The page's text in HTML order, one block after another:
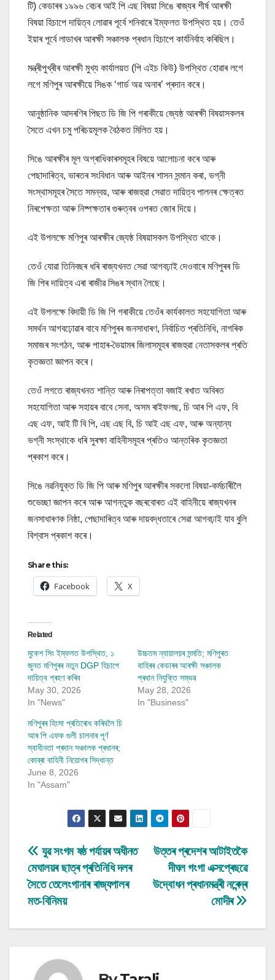
টি) কেডাৰৰ ১৯৯৬ বেচৰ আই পি এছ বিষয়া সিঙে ৰাজ্যৰ শীৰ্ষ আৰক্ষী
বিষয়া হিচাপে দায়িত্ব লোৱাৰ পূৰ্বে শনিবাৰে ইম্ফলত উপস্থিত হয়। তেওঁ
ইয়াৰ পূৰ্বে লাডাখৰ আৰক্ষী সঞ্চালক প্ৰধান হিচাপে কাৰ্যনিৰ্বাহ কৰিছিল।
মন্ত্ৰীপুখ্ৰীৰ আৰক্ষী মুখ্য কাৰ্যালয়ত (পি এইচ কিউ) উপস্থিত হোৱাৰ লগে
লগে মণিপুৰ আৰক্ষীয়ে সিঙক ‘গাৰ্ড অৱ অনাৰ’ প্ৰদান কৰে।
আনুষ্ঠানিক আদৰণিৰ পিছত ডি জি পি গৰাকীয়ে জ্যেষ্ঠ আৰক্ষী বিষয়াসকলৰ
সৈতে এখন চমু পৰিচয়মূলক বৈঠকত মিলিত হয়।
সিঙে আৰক্ষীৰ মূল অগ্ৰাধিকাৰসমূহৰ বিষয়ে আলোচনা কৰে আৰু
পেছাদাৰিত্ব, ভাৰতৰ সংবিধান আৰু আইনৰ শাসন সন্মান কৰা, ভগ্নী
সংস্থাসমূহৰ সৈতে সমন্বয়, আৰু ৰাজহুৱা সেৱাত দায়িত্ব পালনৰ ক্ষেত্ৰত
নিৰপেক্ষতা আৰু নিষ্পক্ষতাৰ গুৰুত্বৰ ওপৰত জোৰ দিয়ে।
এই উপলক্ষে মণিপুৰ আৰক্ষীৰ জ্যেষ্ঠ বিষয়াসকল উপস্থিত থাকে।
তেওঁ যোৱা তিনিবছৰ ধৰি ৰাজ্যখনত সেৱা আগবঢ়াই দেওবাৰে মণিপুৰৰ ডি
জি পিৰ দায়িত্ব এৰা ৰাজীৱ সিঙৰ স্থান লৈছে।
এই উপলক্ষে বিদায়ী ডি জি পি গৰাকীয়ে তেওঁৰ কাৰ্যকালত সহযোগিতা আৰু
সমৰ্থন আগবঢ়োৱাৰ বাবে মণিপুৰৰ জনসাধাৰণ, নিৰ্বাচিত প্ৰতিনিধি, নাগৰিক
সমাজৰ সংগঠন, আৰু পাহাৰ-ভৈয়ামৰ জিলাসমূহৰ ৰাজহুৱা নেতাসকলৰ প্ৰতি
কৃতজ্ঞতা জ্ঞাপন কৰে।
তেওঁ লগতে ৰাজ্যখনত শান্তি আৰু নিৰাপত্তা বজাই ৰখাত অবিৰত
সহযোগিতা আৰু সহায়ৰ বাবে সেনা, অসম ৰাইফলছ, চি আৰ পি এফ, বি
এছ এফ, আই টি বি পি, এছ এছ বি, চি আই এছ এফ, আৰু অন্যান্য
ভগ্নী সংস্থাকে ধৰি সুৰক্ষা বাহিনীসমূহৰ প্ৰতিও আন্তৰিক কৃতজ্ঞতা
প্ৰকাশ কৰে।
সিঙে নৱনিযুক্ত ডি জি পি আৰু মণিপুৰ আৰক্ষীৰ সকলো বিষয়া-কৰ্মচাৰীলৈ
শুভেচ্ছা জ্ঞাপন কৰে আৰু আগন্তুক বছৰবোৰত এই বাহিনীয়ে ৰাজ্যখনৰ
জনসাধাৰণক নিষ্ঠা, পেছাদাৰিত্ব আৰু দায়বদ্ধতাৰে সেৱা আগবঢ়াই যাব বুলি
বিশ্বাস প্ৰকাশ কৰে।
Share this:
Facebook X
Related
মুকেশ সিং ইম্ফলত উপস্থিত, ১
জুনত মণিপুৰৰ নতুন DGP হিচাপে
দায়িত্ব গ্ৰহণ কৰিব
May 30, 2026
In "News"
উচ্চতম ন্যায়ালয়ৰ সন্মতি; মণিপুৰত
বাহিৰৰ কেডাৰৰ আৰক্ষী সঞ্চালক
প্ৰধান নিযুক্তি সম্ভৱ
May 28, 2026
In "Business"
মণিপুৰৰ হিংসা প্ৰতিৰোধ কৰিবলৈ চি
আৰ পি এফক গুলী চালনাৰ পূৰ্ণ
স্বাধীনতা প্ৰদান সঞ্চালক প্ৰধানৰ;
কোব্ৰা বাহিনী নিয়োগৰ সিদ্ধান্ত
June 8, 2026
In "Assam"
Post
navigation
উত্তৰ প্ৰদেশৰ আটাইতকৈ
দীঘল গংগা এক্সপ্ৰেছৱে
উদ্বোধন প্ৰধানমন্ত্ৰী নৰেন্দ্ৰ
মোদীৰ
যুৱ সংগম ষষ্ঠ পৰ্যায়ৰ অধীনত
মেঘালয়ৰ ছাত্ৰ প্ৰতিনিধি দলৰ
সৈতে তেলেংগানাৰ ৰাজ্যপালৰ
মত-বিনিময়